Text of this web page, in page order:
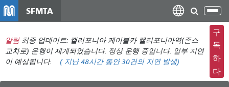
텐
츠
로
건
SFMTA
탐
색
메
뉴
전
환
알림 최종 업데이트: 캘리포니아 케이블카 캘리포니아역(존스
교차로) 운행이 재개되었습니다. 정상 운행 중입니다. 일부 지연
이 예상됩니다.
( 지난 48시간 동안30건의 지연 발생)
구
독
하
다